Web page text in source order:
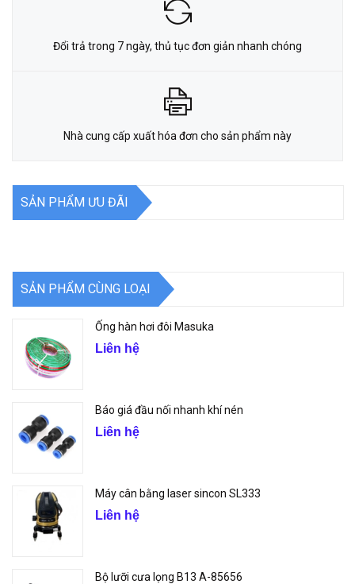
Đổi trả trong 7 ngày, thủ tục đơn giản nhanh chóng
Nhà cung cấp xuất hóa đơn cho sản phẩm này
SẢN PHẨM ƯU ĐÃI
SẢN PHẨM CÙNG LOẠI
Ống hàn hơi đôi Masuka
Liên hệ
Báo giá đầu nối nhanh khí nén
Liên hệ
Máy cân bằng laser sincon SL333
Liên hệ
Bộ lưỡi cưa lọng B13 A-85656